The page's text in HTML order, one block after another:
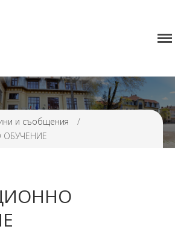
Нормативна уредба
Прием
Проекти и дейности
Седмично разписание
и съобщения
/